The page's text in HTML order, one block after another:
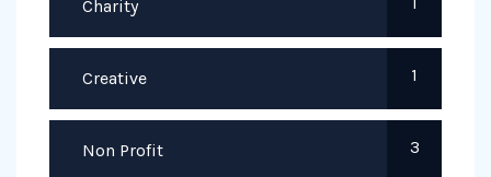
Charity
Creative 1
Non Profit 3